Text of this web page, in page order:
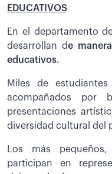
EDUCATIVOS
En el departamento
desarrollan de
educativos.
Miles de
acompañados por
presentaciones
diversidad cultural del
Los más
participan en